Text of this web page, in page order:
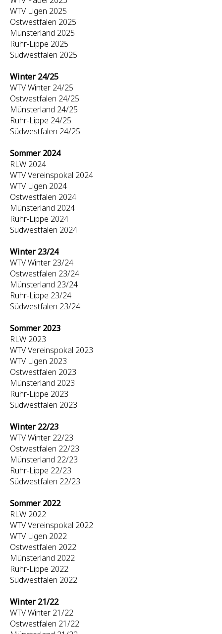
WTV Ligen 2025
Ostwestfalen 2025
Münsterland 2025
Ruhr-Lippe 2025
Südwestfalen 2025
Winter 24/25
WTV Winter 24/25
Ostwestfalen 24/25
Münsterland 24/25
Ruhr-Lippe 24/25
Südwestfalen 24/25
Sommer 2024
RLW 2024
WTV Vereinspokal 2024
WTV Ligen 2024
Ostwestfalen 2024
Münsterland 2024
Ruhr-Lippe 2024
Südwestfalen 2024
Winter 23/24
WTV Winter 23/24
Ostwestfalen 23/24
Münsterland 23/24
Ruhr-Lippe 23/24
Südwestfalen 23/24
Sommer 2023
RLW 2023
WTV Vereinspokal 2023
WTV Ligen 2023
Ostwestfalen 2023
Münsterland 2023
Ruhr-Lippe 2023
Südwestfalen 2023
Winter 22/23
WTV Winter 22/23
Ostwestfalen 22/23
Münsterland 22/23
Ruhr-Lippe 22/23
Südwestfalen 22/23
Sommer 2022
RLW 2022
WTV Vereinspokal 2022
WTV Ligen 2022
Ostwestfalen 2022
Münsterland 2022
Ruhr-Lippe 2022
Südwestfalen 2022
Winter 21/22
WTV Winter 21/22
Ostwestfalen 21/22